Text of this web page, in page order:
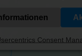
Consent